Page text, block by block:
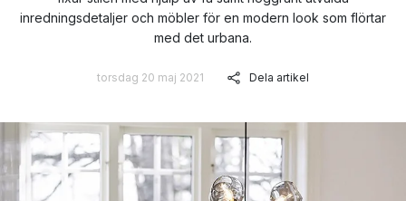
inredningsdetaljer och möbler för en modern look som flörtar
med det urbana.
torsdag 20 maj 2021 Dela artikel